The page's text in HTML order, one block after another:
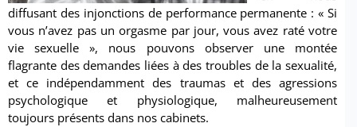
diffusant des injonctions de performance permanente : « Si
vous n’avez pas un orgasme par jour, vous avez raté votre
vie sexuelle », nous pouvons observer une montée
flagrante des demandes liées à des troubles de la sexualité,
et ce indépendamment des traumas et des agressions
psychologique et physiologique, malheureusement
toujours présents dans nos cabinets.